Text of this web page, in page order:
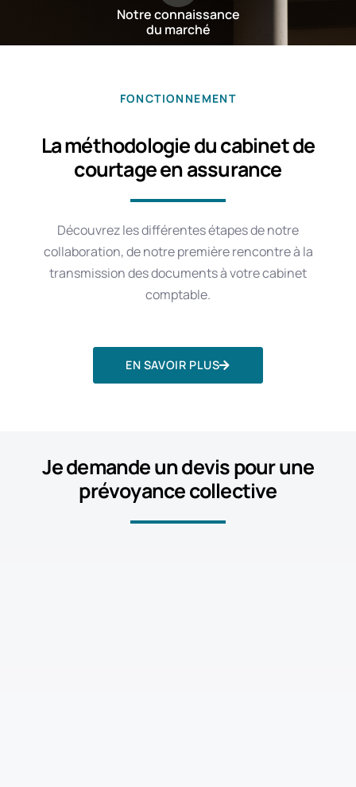
Notre connaissance
du marché
FONCTIONNEMENT
La méthodologie du cabinet de
courtage en assurance
Découvrez les différentes étapes de notre
collaboration, de notre première rencontre à la
transmission des documents à votre cabinet
comptable.
EN SAVOIR PLUS
Je demande un devis pour une
prévoyance collective